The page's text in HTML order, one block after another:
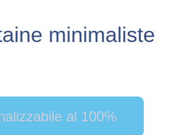
minimaliste
al 100%